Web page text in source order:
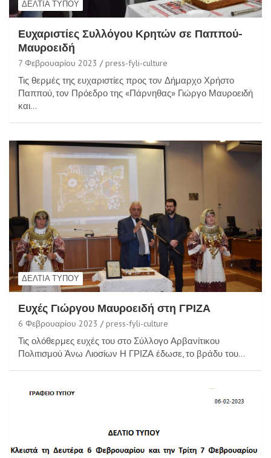
ΔΕΛΤΊΑ ΤΎΠΟΥ
Ευχαριστίες Συλλόγου Κρητών σε Παππού-
Μαυροειδή
7 Φεβρουαρίου 2023 press-fyli-culture
Τις θερμές της ευχαριστίες προς τον Δήμαρχο Χρήστο
Παππού, τον Πρόεδρο της «Πάρνηθας» Γιώργο Μαυροειδή
και…
ΔΕΛΤΊΑ ΤΎΠΟΥ
Ευχές Γιώργου Μαυροειδή στη ΓΡΙΖΑ
6 Φεβρουαρίου 2023 press-fyli-culture
Τις ολόθερμες ευχές του στο Σύλλογο Αρβανίτικου
Πολιτισμού Άνω Λιοσίων Η ΓΡΙΖΑ έδωσε, το βράδυ του…